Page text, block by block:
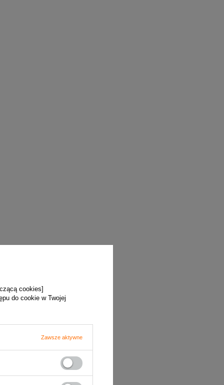
cookies]
do cookie w Twojej
Zawsze aktywne